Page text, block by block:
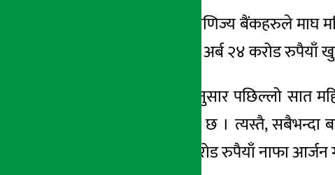
राष्ट्र बैंकका अनुसार वाणिज्य बैंकहरुले माघ
वाणिज्य बैंकहरुले ४० अर्ब २४ करोड रुपैयाँ
राष्ट्र बैंकको तथ्यांकअनुसार पछिल्लो
रुपैयाँ नाफा कमाएको छ । त्यस्तै,
महिनामा ३ अर्ब ६७ करोड रुपैयाँ नाफा